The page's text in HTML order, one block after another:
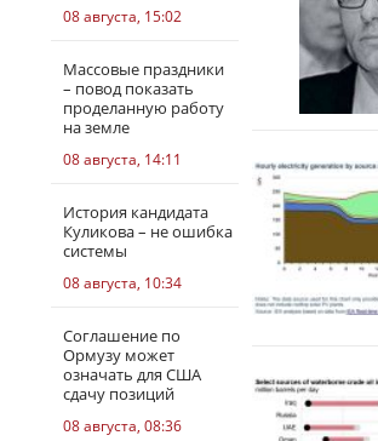
08 августа, 15:02
Массовые праздники
– повод показать
проделанную работу
на земле
08 августа, 14:11
История кандидата
Куликова – не ошибка
системы
08 августа, 10:34
Соглашение по
Ормузу может
означать для США
сдачу позиций
08 августа, 08:36